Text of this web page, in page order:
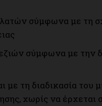
σύμφωνα με τη
σύμφωνα με την
τη διαδικασία του
χωρίς να